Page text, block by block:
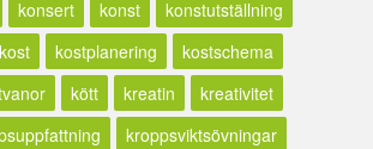
konsert konst
konstutställning
kost kostplanering
kostschema
kött kreatin
kreativitet
kroppsviktsövningar